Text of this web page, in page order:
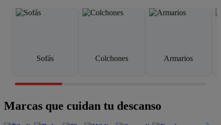
Sofás Colchones Armarios
Marcas que cuidan tu descanso